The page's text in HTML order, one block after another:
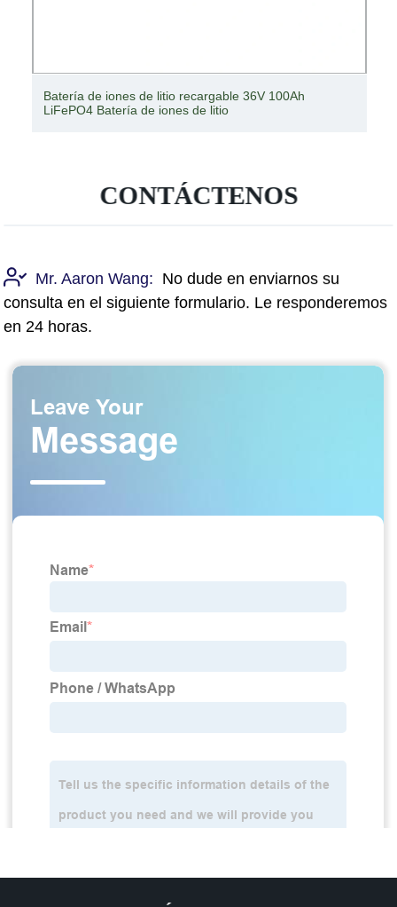
Batería recargable 26650 4s15p 12V 50ah LiFePO4
Batería de iones de litio
CONTÁCTENOS
Mr. Aaron Wang: No dude en enviarnos su
consulta en el siguiente formulario. Le responderemos
en 24 horas.